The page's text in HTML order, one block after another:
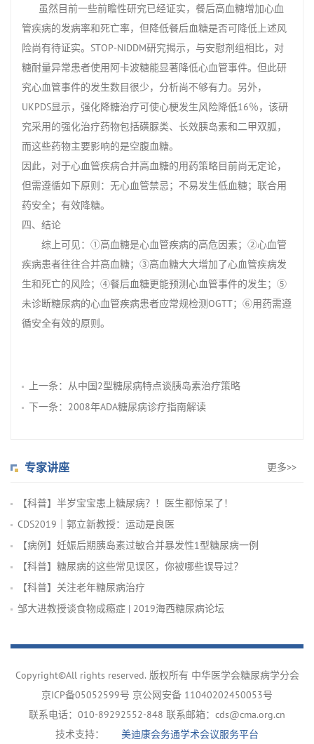
虽然目前一些前瞻性研究已经证实，餐后高血糖增加心血
管疾病的发病率和死亡率，但降低餐后血糖是否可降低上述风
险尚有待证实。STOP-NIDDM研究揭示，与安慰剂组相比，对
糖耐量异常患者使用阿卡波糖能显著降低心血管事件。但此研
究心血管事件的发生数目很少，分析尚不够有力。另外，
UKPDS显示，强化降糖治疗可使心梗发生风险降低16％，该研
究采用的强化治疗药物包括磺脲类、长效胰岛素和二甲双胍，
而这些药物主要影响的是空腹血糖。
因此，对于心血管疾病合并高血糖的用药策略目前尚无定论，
但需遵循如下原则：无心血管禁忌；不易发生低血糖；联合用
药安全；有效降糖。
四、结论
综上可见：①高血糖是心血管疾病的高危因素；②心血管
疾病患者往往合并高血糖；③高血糖大大增加了心血管疾病发
生和死亡的风险；④餐后血糖更能预测心血管事件的发生；⑤
未诊断糖尿病的心血管疾病患者应常规检测OGTT；⑥用药需遵
循安全有效的原则。
上一条： 从中国2型糖尿病特点谈胰岛素治疗策略
下一条： 2008年ADA糖尿病诊疗指南解读
专家讲座 更多>>
【科普】半岁宝宝患上糖尿病？！医生都惊呆了！
CDS2019｜郭立新教授：运动是良医
【病例】妊娠后期胰岛素过敏合并暴发性1型糖尿病一例
【科普】糖尿病的这些常见误区，你被哪些误导过？
【科普】关注老年糖尿病治疗
邹大进教授谈食物成瘾症 | 2019海西糖尿病论坛
Copyright©All rights reserved. 版权所有 中华医学会糖尿病学分会
京ICP备05052599号 京公网安备 11040202450053号
联系电话：010-89292552-848 联系邮箱：cds@cma.org.cn
技术支持： 美迪康会务通学术会议服务平台